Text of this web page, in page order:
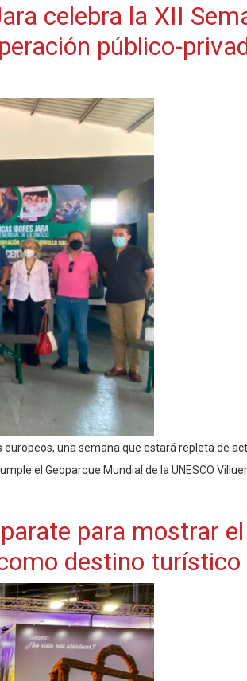
celebra la XII
público-
una semana que estará repleta de
el Geoparque Mundial de la UNESCO
para mostrar
destino